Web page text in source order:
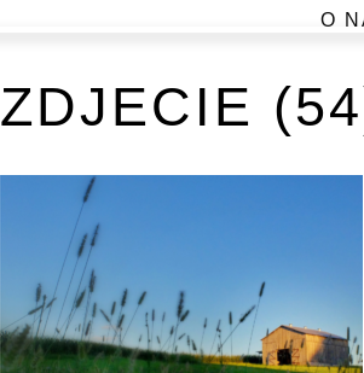
O
ZDJECIE